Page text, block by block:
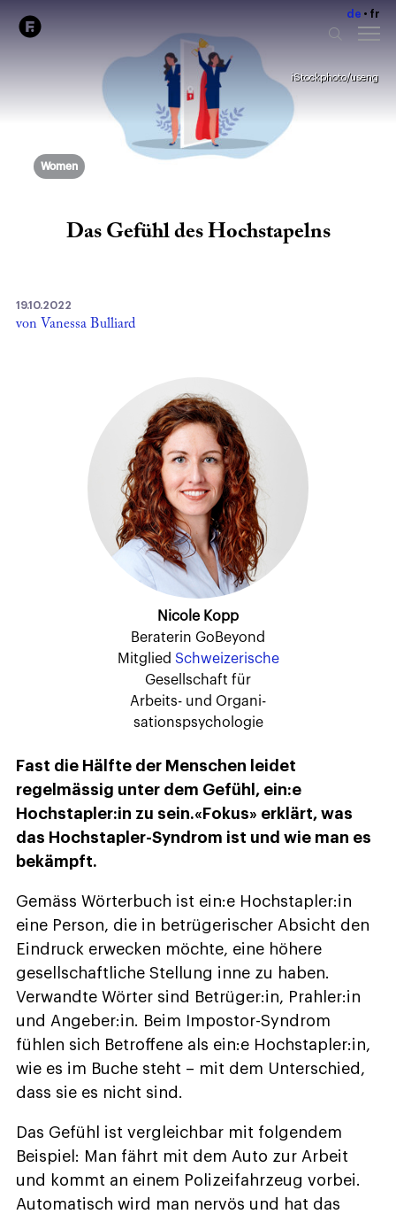
de fr
iStockphoto/useng
Women
Das Gefühl des Hochstapelns
19.10.2022
von Vanessa Bulliard
Nicole Kopp
Beraterin GoBeyond
Mitglied Schweizerische
Gesellschaft für
Arbeits- und Organi-
sationspsychologie
Fast die Hälfte der Menschen leidet
regelmässig unter dem Gefühl, ein:e
Hochstapler:in zu sein.«Fokus» erklärt, was
das Hochstapler-Syndrom ist und wie man es
bekämpft.
Gemäss Wörterbuch ist ein:e Hochstapler:in
eine Person, die in betrügerischer Absicht den
Eindruck erwecken möchte, eine höhere
gesellschaftliche Stellung inne zu haben.
Verwandte Wörter sind Betrüger:in, Prahler:in
und Angeber:in. Beim Impostor-Syndrom
fühlen sich Betroffene als ein:e Hochstapler:in,
wie es im Buche steht – mit dem Unterschied,
dass sie es nicht sind.
Das Gefühl ist vergleichbar mit folgendem
Beispiel: Man fährt mit dem Auto zur Arbeit
und kommt an einem Polizeifahrzeug vorbei.
Automatisch wird man nervös und hat das